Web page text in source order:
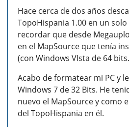
Hace cerca de dos años
TopoHispania 1.00 en un
recordar que desde
en el MapSource que tenía
(con Windows VIsta de 64 bits.
Acabo de formatear mi PC y
Windows 7 de 32 Bits. He
nuevo el MapSource y como
del TopoHispania en él.